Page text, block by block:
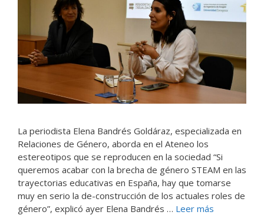
La periodista Elena Bandrés Goldáraz, especializada en
Relaciones de Género, aborda en el Ateneo los
estereotipos que se reproducen en la sociedad “Si
queremos acabar con la brecha de género STEAM en las
trayectorias educativas en España, hay que tomarse
muy en serio la de-construcción de los actuales roles de
género”, explicó ayer Elena Bandrés … Leer más